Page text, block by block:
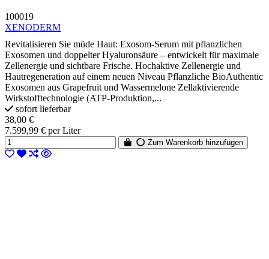
100019
XENODERM
Revitalisieren Sie müde Haut: Exosom-Serum mit pflanzlichen
Exosomen und doppelter Hyaluronsäure – entwickelt für maximale
Zellenergie und sichtbare Frische. Hochaktive Zellenergie und
Hautregeneration auf einem neuen Niveau Pflanzliche BioAuthentic
Exosomen aus Grapefruit und Wassermelone Zellaktivierende
Wirkstofftechnologie (ATP-Produktion,...
sofort lieferbar
38,00 €
7.599,99 € per Liter
Zum Warenkorb hinzufügen